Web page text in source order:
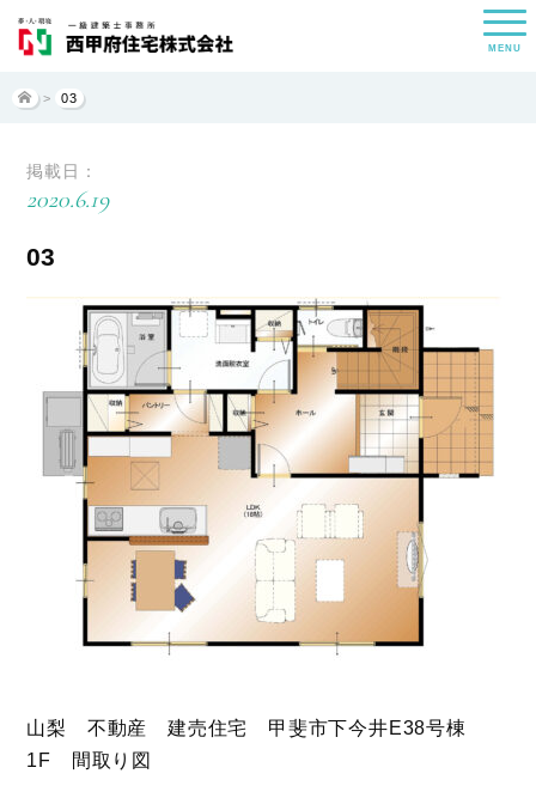
MENU
> 03
掲載日：
2020.6.19
03
山梨 不動産 建売住宅 甲斐市下今井E38号棟
1F 間取り図